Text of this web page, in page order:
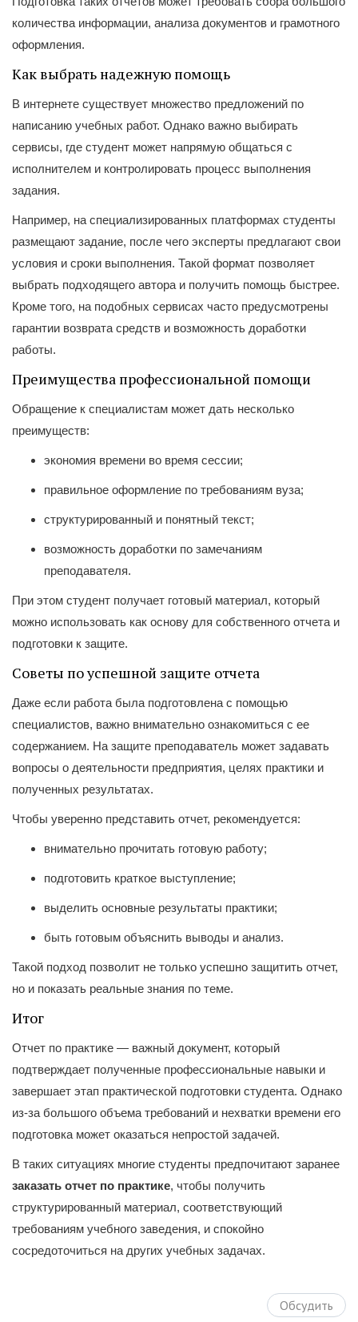
количества информации, анализа документов и грамотного
оформления.
Как выбрать надежную помощь
В интернете существует множество предложений по
написанию учебных работ. Однако важно выбирать
сервисы, где студент может напрямую общаться с
исполнителем и контролировать процесс выполнения
задания.
Например, на специализированных платформах студенты
размещают задание, после чего эксперты предлагают свои
условия и сроки выполнения. Такой формат позволяет
выбрать подходящего автора и получить помощь быстрее.
Кроме того, на подобных сервисах часто предусмотрены
гарантии возврата средств и возможность доработки
работы.
Преимущества профессиональной помощи
Обращение к специалистам может дать несколько
преимуществ:
экономия времени во время сессии;
правильное оформление по требованиям вуза;
структурированный и понятный текст;
возможность доработки по замечаниям
преподавателя.
При этом студент получает готовый материал, который
можно использовать как основу для собственного отчета и
подготовки к защите.
Советы по успешной защите отчета
Даже если работа была подготовлена с помощью
специалистов, важно внимательно ознакомиться с ее
содержанием. На защите преподаватель может задавать
вопросы о деятельности предприятия, целях практики и
полученных результатах.
Чтобы уверенно представить отчет, рекомендуется:
внимательно прочитать готовую работу;
подготовить краткое выступление;
выделить основные результаты практики;
быть готовым объяснить выводы и анализ.
Такой подход позволит не только успешно защитить отчет,
но и показать реальные знания по теме.
Итог
Отчет по практике — важный документ, который
подтверждает полученные профессиональные навыки и
завершает этап практической подготовки студента. Однако
из-за большого объема требований и нехватки времени его
подготовка может оказаться непростой задачей.
В таких ситуациях многие студенты предпочитают заранее
заказать отчет по практике, чтобы получить
структурированный материал, соответствующий
требованиям учебного заведения, и спокойно
сосредоточиться на других учебных задачах.
Обсудить